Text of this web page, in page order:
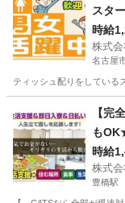
スタ
視係
時給
株式
名古屋
ティッシュ配りをしている
そ
【完
も
時給
株式
豊橋駅